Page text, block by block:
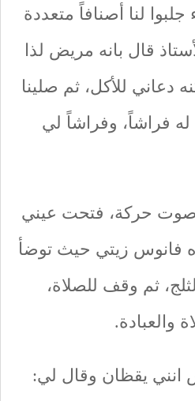
لنا أصنافاً متعددة
قال بانه مريض لذا
دعاني للأكل، ثم صلينا
له فراشاً، وفراشاً لي
صوت حركة، فتحت عيني
فانوس زيتي حيث توضأ
ثم وقف للصلاة،
والعبادة.
انني يقظان وقال لي: